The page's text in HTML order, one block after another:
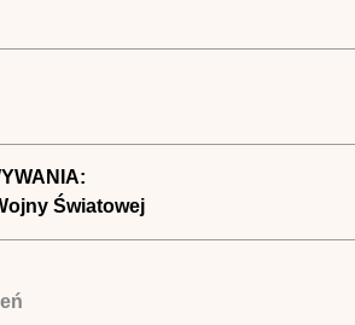
Światowej